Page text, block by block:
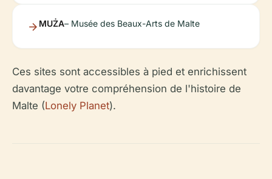
MUŻA– Musée des Beaux-Arts de Malte
Ces sites sont accessibles à pied et enrichissent
davantage votre compréhension de l'histoire de
Malte (Lonely Planet).